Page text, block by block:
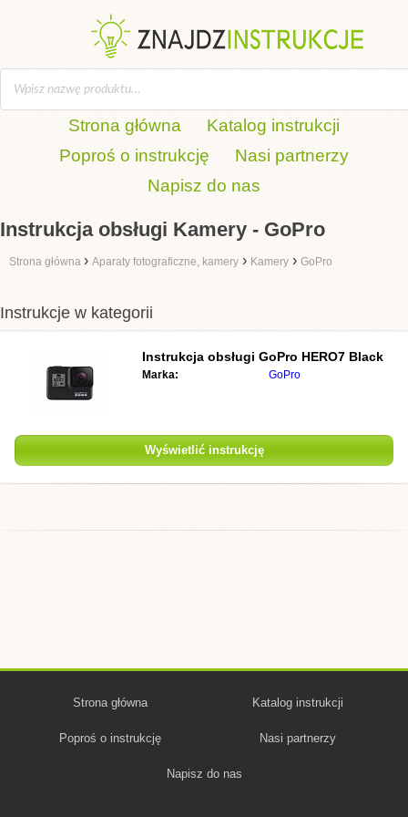
Strona główna
Katalog instrukcji
Poproś o instrukcję
Nasi partnerzy
Napisz do nas
Instrukcja obsługi Kamery - GoPro
Strona główna › Aparaty fotograficzne, kamery › Kamery › GoPro
Instrukcje w kategorii
Instrukcja obsługi GoPro HERO7 Black
Marka: GoPro
Wyświetlić instrukcję
Strona główna Katalog instrukcji
Poproś o instrukcję Nasi partnerzy
Napisz do nas